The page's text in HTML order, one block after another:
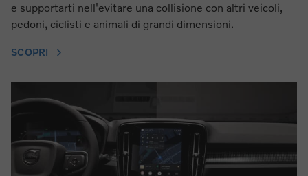
e supportarti nell'evitare una collisione con altri veicoli,
pedoni, ciclisti e animali di grandi dimensioni.
SCOPRI